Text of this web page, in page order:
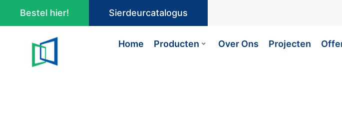
Bestel hier! Sierdeurcatalogus
Home Producten Over Ons Projecten